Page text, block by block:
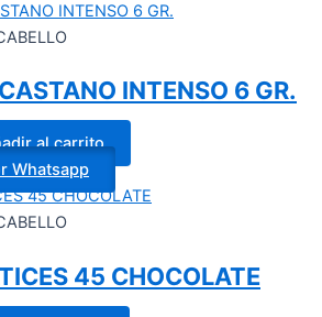
INTENSO 6 GR.
al carrito
Whatsapp
45 CHOCOLATE